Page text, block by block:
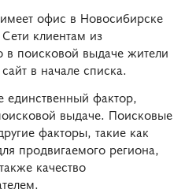
офис в Новосибирске
клиентам из
в поисковой выдаче жители
в начале списка.
единственный фактор,
выдаче. Поисковые
факторы, такие как
продвигаемого региона,
качество